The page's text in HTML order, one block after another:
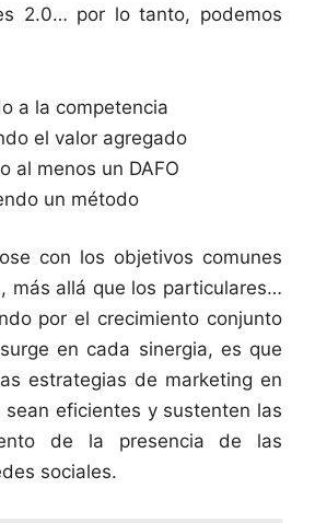
2.0… por lo tanto, podemos
a la competencia
el valor agregado
al menos un DAFO
un método
con los objetivos comunes
más allá que los particulares…
por el crecimiento conjunto
en cada sinergia, es que
estrategias de marketing en
sean eficientes y sustenten las
de la presencia de las
sociales.